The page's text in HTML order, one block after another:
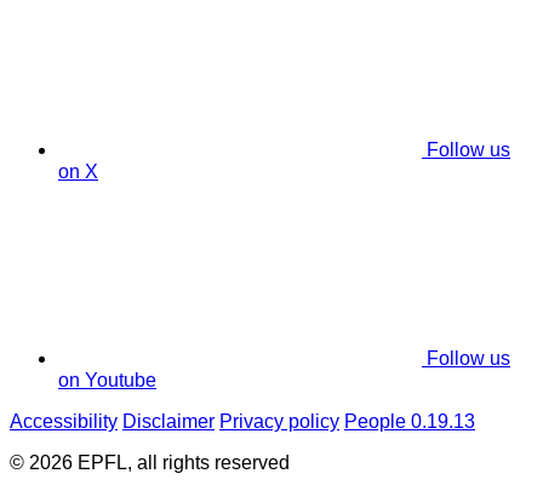
Follow us
on X
Follow us
on Youtube
Accessibility Disclaimer Privacy policy People 0.19.13
© 2026 EPFL, all rights reserved